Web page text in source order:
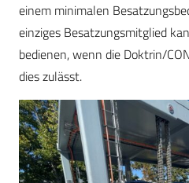
einem minimalen
einziges Besatzungsmitglied
bedienen, wenn die Doktrin/
dies zulässt.